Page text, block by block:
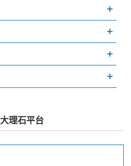
大理石平台